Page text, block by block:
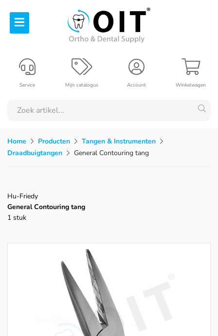
Winkelwagen
Account
Mijn catalogus
Service
Home Producten
Tangen & Instrumenten
Draadbuigtangen
General Contouring tang
Hu-Friedy
General Contouring tang
1 stuk